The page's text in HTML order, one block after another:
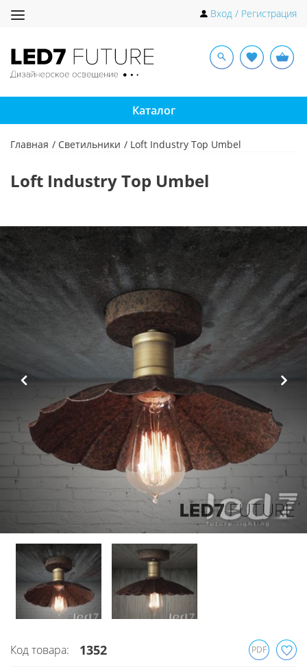
Toggle
Вход / Регистрация
Каталог
Главная Светильники Loft Industry Top Umbel
Loft Industry Top Umbel
Код товара: 1352 PDF